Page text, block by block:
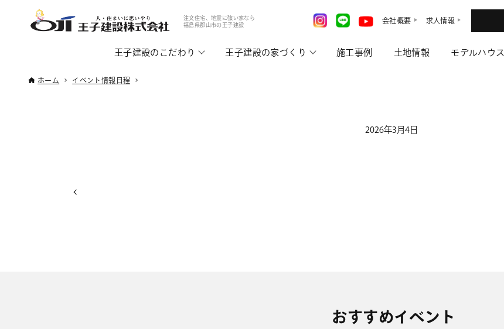
注文住宅、地震に強い家なら
福島県郡山市の王子建設
会社概要 求人情報
王子建設のこだわり 王子建設の家づくり 施工事例 土地情報 モデルハウス
ホーム イベント情報日程
2026年3月4日
おすすめイベント